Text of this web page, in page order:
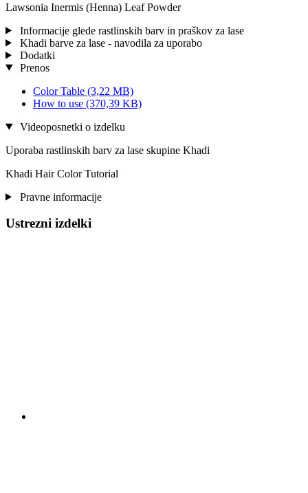
Lawsonia Inermis (Henna) Leaf Powder
Informacije glede rastlinskih barv in praškov za lase
Khadi barve za lase - navodila za uporabo
Dodatki
Prenos
Color Table (3,22 MB)
How to use (370,39 KB)
Videoposnetki o izdelku
Uporaba rastlinskih barv za lase skupine Khadi
Khadi Hair Color Tutorial
Pravne informacije
Ustrezni izdelki